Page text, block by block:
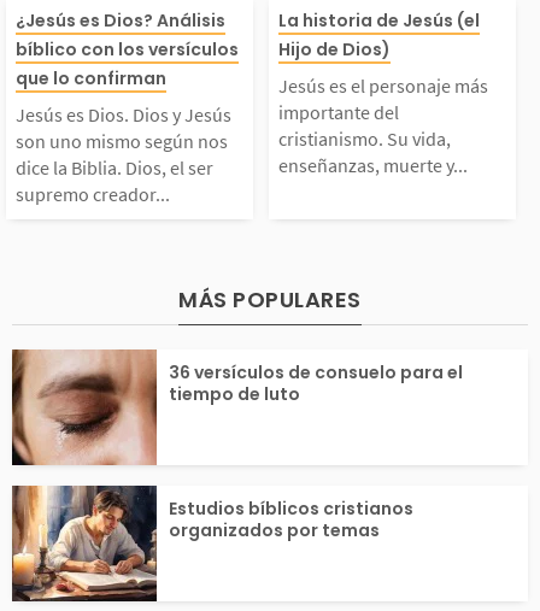
suyas que nos ayud
a entender cómo es
pues definen su...
de todo
libros fueron
por más de 40
as...
es Dios. Dios y
son uno mismo s
nos dice la Bibli
Dios, el ser suprem
creador de todo, dec
revelarse como u
Trinidad: Dios Pad
¿Jesús es Dios? Análisis
bíblico con los versículos
que lo confirman
Jesús es Dios. Dios y Jesús
son uno mismo según nos
dice la Biblia. Dios, el ser
supremo creador...
Jesús es el
más
istianismo. Su
señanzas,
de la fe
ciendo a las
s...
La historia de Jesús (el
Hijo de Dios)
Jesús es el personaje más
importante del
cristianismo. Su vida,
enseñanzas, muerte y...
MÁS POPULARES
36 versículos de consuelo para el
tiempo de luto
Estudios bíblicos cristianos
organizados por temas